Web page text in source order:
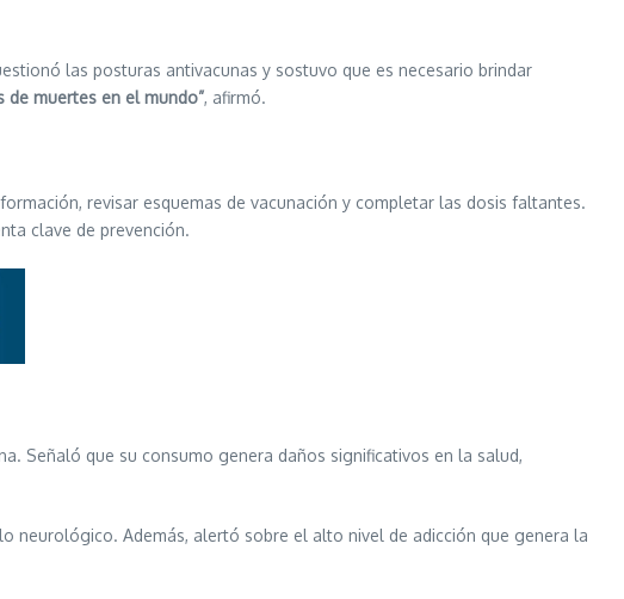
las posturas antivacunas y sostuvo que es necesario brindar
de muertes en el mundo”, afirmó.
revisar esquemas de vacunación y completar las dosis faltantes.
clave de prevención.
Señaló que su consumo genera daños significativos en la salud,
neurológico. Además, alertó sobre el alto nivel de adicción que genera la